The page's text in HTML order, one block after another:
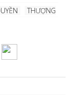
THƯỢNG